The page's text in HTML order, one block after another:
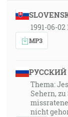
1991-06-
MP3
Thema:
Sehern,
nicht